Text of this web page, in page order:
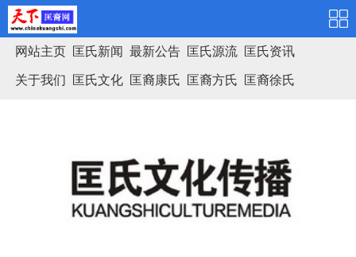
网站主页 匡氏新闻 最新公告 匡氏源流 匡氏资讯
关于我们 匡氏文化 匡裔康氏 匡裔方氏 匡裔徐氏